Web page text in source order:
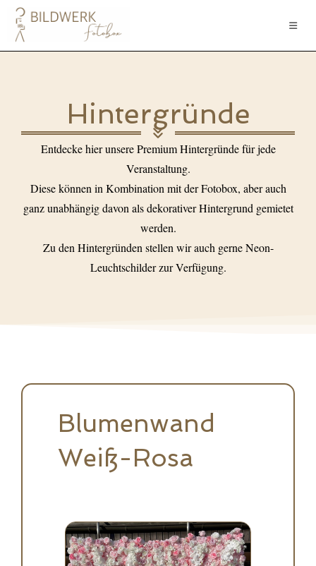
Zum
Inhalt
springen
Hintergründe
Entdecke hier unsere Premium Hintergründe für jede
Veranstaltung.
Diese können in Kombination mit der Fotobox, aber auch
ganz unabhängig davon als dekorativer Hintergrund gemietet
werden.
Zu den Hintergründen stellen wir auch gerne Neon-
Leuchtschilder zur Verfügung.
Blumenwand
Weiß-Rosa